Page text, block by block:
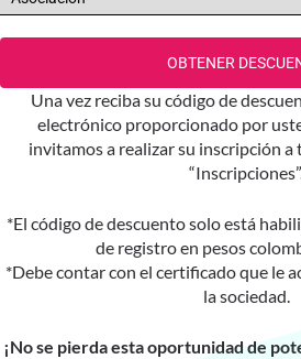
OBTENER
Una vez reciba su código de
electrónico proporcionado por
invitamos a realizar su inscripción a
*El código de descuento solo está
de registro en pesos
*Debe contar con el certificado que le
la sociedad.
¡No se pierda esta oportunidad de